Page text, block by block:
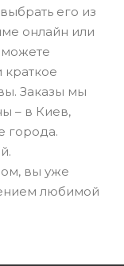
его из
онлайн или
краткое
Заказы мы
– в Киев,
города.
вы уже
любимой